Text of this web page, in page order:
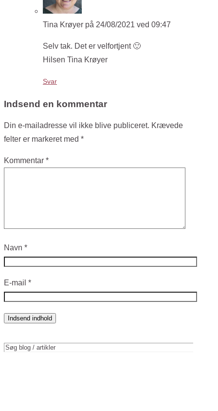
Tina Krøyer på 24/08/2021 ved 09:47
Selv tak. Det er velfortjent 🙂
Hilsen Tina Krøyer
Svar
Indsend en kommentar
Din e-mailadresse vil ikke blive publiceret. Krævede
felter er markeret med *
Kommentar *
Navn *
E-mail *
Indsend indhold